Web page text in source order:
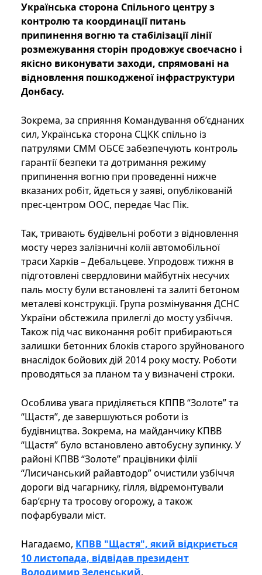
Українська сторона Спільного центру з
контролю та координації питань
припинення вогню та стабілізації лінії
розмежування сторін продовжує своєчасно і
якісно виконувати заходи, спрямовані на
відновлення пошкодженої інфраструктури
Донбасу.
Зокрема, за сприяння Командування об’єднаних
сил, Українська сторона СЦКК спільно із
патрулями СММ ОБСЄ забезпечують контроль
гарантії безпеки та дотримання режиму
припинення вогню при проведенні нижче
вказаних робіт, йдеться у заяві, опублікованій
прес-центром ООС, передає Час Пік.
Так, тривають будівельні роботи з відновлення
мосту через залізничні колії автомобільної
траси Харків – Дебальцеве. Упродовж тижня в
підготовлені свердловини майбутніх несучих
паль мосту були встановлені та залиті бетоном
металеві конструкції. Група розмінування ДСНС
України обстежила прилеглі до мосту узбіччя.
Також під час виконання робіт прибираються
залишки бетонних блоків старого зруйнованого
внаслідок бойових дій 2014 року мосту. Роботи
проводяться за планом та у визначені строки.
Особлива увага приділяється КППВ “Золоте” та
“Щастя”, де завершуються роботи із
будівництва. Зокрема, на майданчику КПВВ
“Щастя” було встановлено автобусну зупинку. У
районі КПВВ “Золоте” працівники філії
“Лисичанський райавтодор” очистили узбіччя
дороги від чагарнику, гілля, відремонтували
бар’єрну та тросову огорожу, а також
пофарбували міст.
Нагадаємо, КПВВ "Щастя", який відкриється
10 листопада, відвідав президент
Володимир Зеленський.